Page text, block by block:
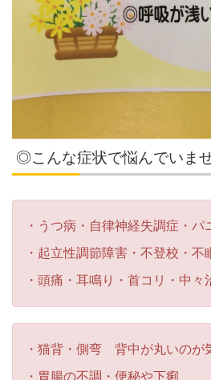
◎こんな症状で悩んでいま
・うつ病・自律神経失調症・パ
・起立性調節障害・不登校・不
・頭痛・耳鳴り・首コリ・中
・猫背・側弯 背中が丸いのが
​・胃腸の不調・便秘や下痢